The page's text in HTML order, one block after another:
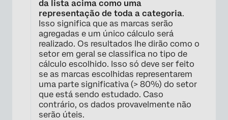
da lista acima como uma
representação de toda a categoria.
Isso significa que as marcas serão
agregadas e um único cálculo será
realizado. Os resultados lhe dirão como o
setor em geral se classifica no tipo de
cálculo escolhido. Isso só deve ser feito
se as marcas escolhidas representarem
uma parte significativa (> 80%) do setor
que está sendo estudado. Caso
contrário, os dados provavelmente não
serão úteis.